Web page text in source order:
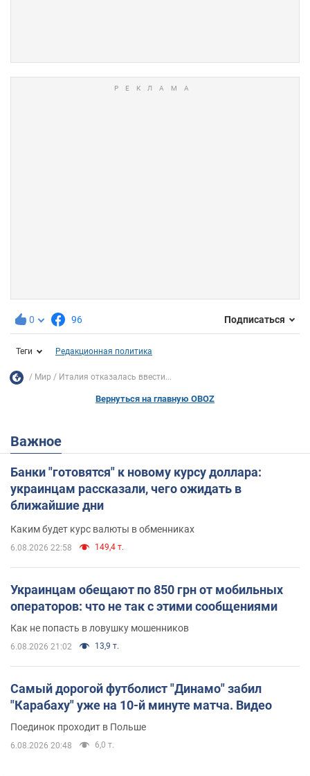
0 96 Подписаться
Теги Редакционная политика
Мир Италия отказалась ввести...
Вернуться на главную OBOZ
Важное
Банки "готовятся" к новому курсу доллара:
украинцам рассказали, чего ожидать в
ближайшие дни
Каким будет курс валюты в обменниках
6.08.2026 22:58 149,4 т.
Украинцам обещают по 850 грн от мобильных
операторов: что не так с этими сообщениями
Как не попасть в ловушку мошенников
6.08.2026 21:02 13,9 т.
Самый дорогой футболист "Динамо" забил
"Карабаху" уже на 10-й минуте матча. Видео
Поединок проходит в Польше
6.08.2026 20:48 6,0 т.